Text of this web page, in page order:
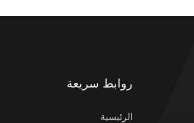
روابط سريعة
الرئيسية